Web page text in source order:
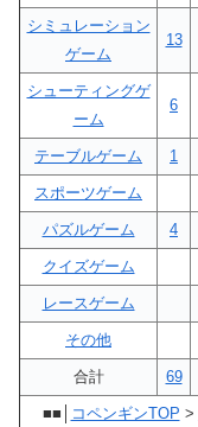
シミュレーション
ゲーム
13
シューティングゲ
ーム
6
テーブルゲーム 1
スポーツゲーム
パズルゲーム 4
クイズゲーム
レースゲーム
その他
合計 69
■■│ コペンギンTOP >